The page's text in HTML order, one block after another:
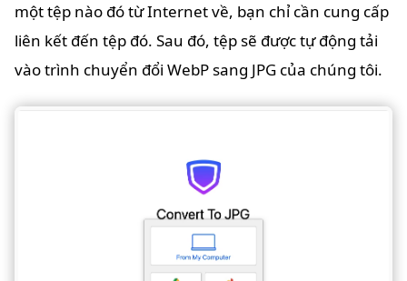
một tệp nào đó từ Internet về, bạn chỉ cần cung cấp
liên kết đến tệp đó. Sau đó, tệp sẽ được tự động tải
vào trình chuyển đổi WebP sang JPG của chúng tôi.